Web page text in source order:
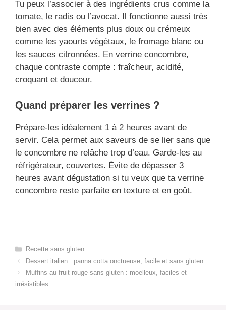
Tu peux l’associer à des ingrédients crus comme la
tomate, le radis ou l’avocat. Il fonctionne aussi très
bien avec des éléments plus doux ou crémeux
comme les yaourts végétaux, le fromage blanc ou
les sauces citronnées. En verrine concombre,
chaque contraste compte : fraîcheur, acidité,
croquant et douceur.
Quand préparer les verrines ?
Prépare-les idéalement 1 à 2 heures avant de
servir. Cela permet aux saveurs de se lier sans que
le concombre ne relâche trop d’eau. Garde-les au
réfrigérateur, couvertes. Évite de dépasser 3
heures avant dégustation si tu veux que ta verrine
concombre reste parfaite en texture et en goût.
Categories
Recette sans gluten
Dessert italien : panna cotta onctueuse, facile et sans gluten
Muffins au fruit rouge sans gluten : moelleux, faciles et
irrésistibles